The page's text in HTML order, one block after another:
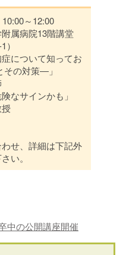
～12:00
属病院13階講堂
）
について知ってお
の対策―」
なサインかも」
せ、詳細は下記外
い。
中の公開講座開催